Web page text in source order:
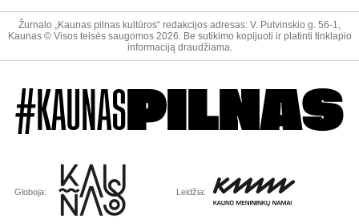
Žurnalo „Kaunas pilnas kultūros“ redakcijos adresas: V. Putvinskio g. 56-1,
Kaunas © Visos teisės saugomos 2026. Be sutikimo kopijuoti ir platinti tinklapio
informaciją draudžiama.
#KAUNAS PILNAS
Globoja: Leidžia: